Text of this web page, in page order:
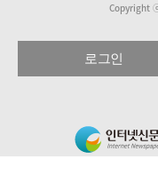
Copyright
로그인